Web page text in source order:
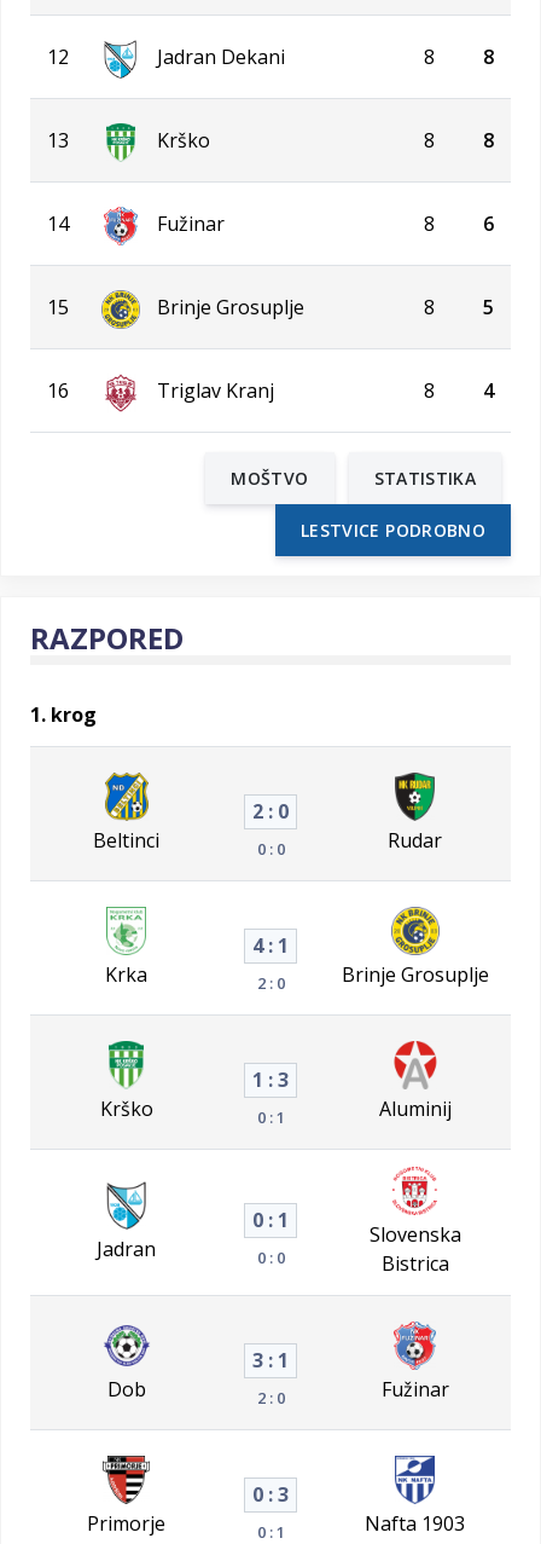
12 Jadran Dekani 8 8
13 Krško 8 8
14 Fužinar 8 6
15 Brinje Grosuplje 8 5
16 Triglav Kranj 8 4
MOŠTVO STATISTIKA
LESTVICE PODROBNO
RAZPORED
1. krog
Beltinci
2 : 0
0 : 0 Rudar
Krka
4 : 1
2 : 0 Brinje Grosuplje
Krško
1 : 3
0 : 1 Aluminij
Jadran
0 : 1
0 : 0
Slovenska
Bistrica
Dob
3 : 1
2 : 0 Fužinar
Primorje
0 : 3
0 : 1 Nafta 1903